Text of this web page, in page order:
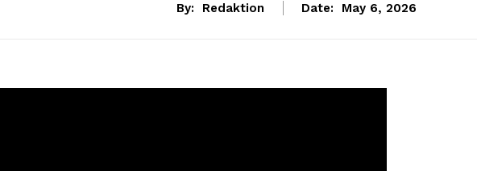
By: Redaktion Date: May 6, 2026